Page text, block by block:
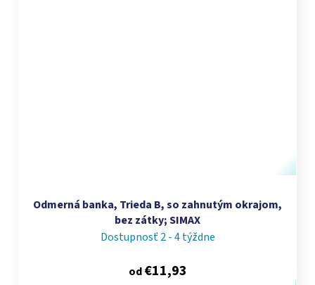
Odmerná banka, Trieda B, so zahnutým okrajom,
bez zátky; SIMAX
Dostupnosť 2 - 4 týždne
od€11,93